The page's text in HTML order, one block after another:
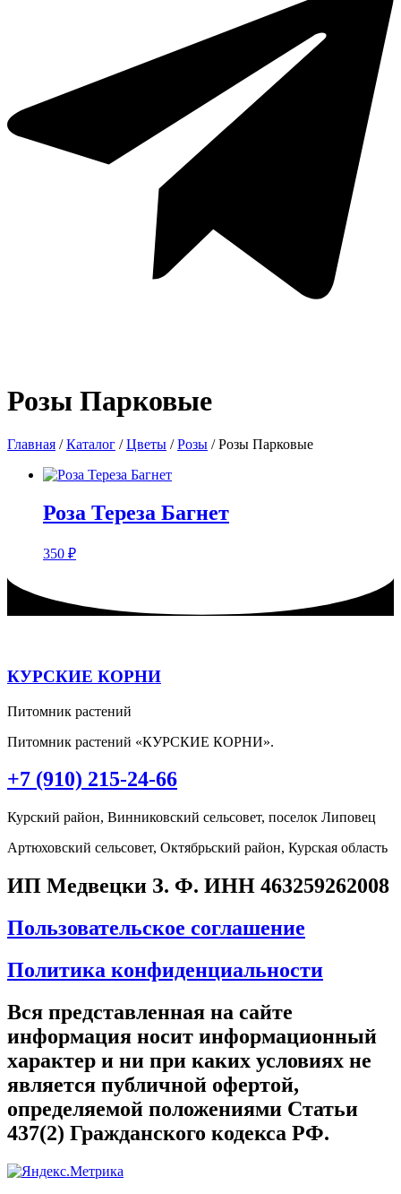
Розы Парковые
Главная /Каталог /Цветы /Розы / Розы Парковые
Роза Тереза Багнет
350 ₽
КУРСКИЕ КОРНИ
Питомник растений
Питомник растений «КУРСКИЕ КОРНИ».
+7 (910) 215-24-66
Курский район, Винниковский сельсовет, поселок Липовец
Артюховский сельсовет, Октябрьский район, Курская область
ИП Медвецки З. Ф. ИНН 463259262008
Пользовательское соглашение
Политика конфиденциальности
Вся представленная на сайте
информация носит информационный
характер и ни при каких условиях не
является публичной офертой,
определяемой положениями Статьи
437(2) Гражданского кодекса РФ.